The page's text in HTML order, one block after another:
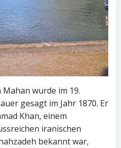
wurde im 19.
gesagt im Jahr 1870. Er
Khan, einem
iranischen
bekannt war,